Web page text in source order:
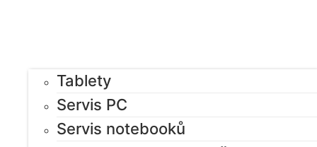
Tablety
Servis PC
Servis notebooků